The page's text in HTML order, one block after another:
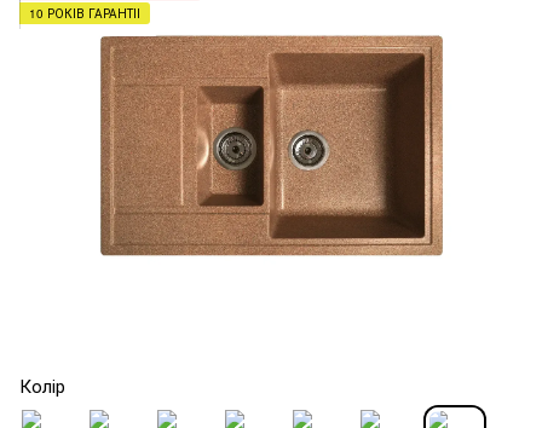
10 РОКІВ ГАРАНТІЇ
Колір